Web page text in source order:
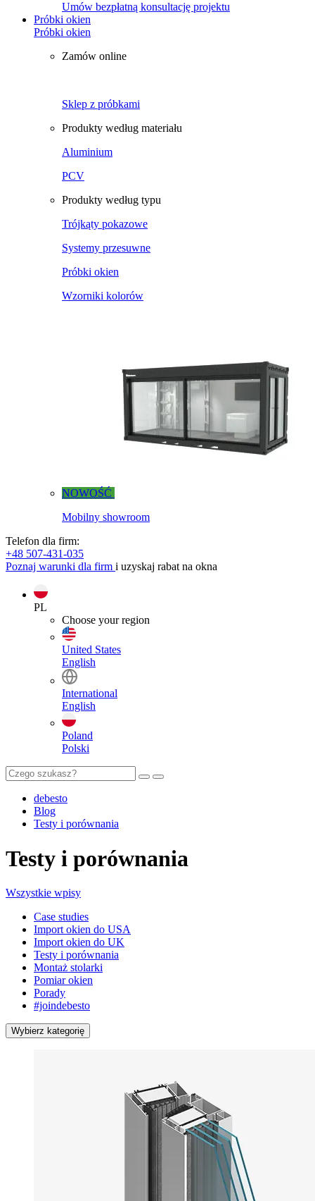
Umów bezpłatną konsultację projektu
Próbki okien
Próbki okien
Zamów online
Sklep z próbkami
Produkty według materiału
Aluminium
PCV
Produkty według typu
Trójkąty pokazowe
Systemy przesuwne
Próbki okien
Wzorniki kolorów
NOWOŚĆ
Mobilny showroom
Telefon dla firm:
+48 507-431-035
Poznaj warunki dla firm i uzyskaj rabat na okna
PL
Choose your region
United States
English
International
English
Poland
Polski
debesto
Blog
Testy i porównania
Testy i porównania
Wszystkie wpisy
Case studies
Import okien do USA
Import okien do UK
Testy i porównania
Montaż stolarki
Pomiar okien
Porady
#joindebesto
Wybierz kategorię